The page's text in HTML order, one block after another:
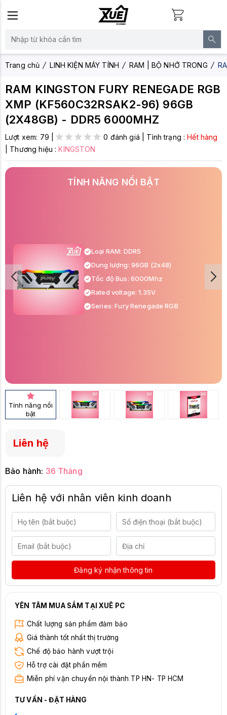
Trang chủ LINH KIỆN MÁY TÍNH RAM | BỘ NHỚ TRONG
RAM KINGSTON FURY RENEGADE RGB
XMP (KF560C32RSAK2-96) 96GB
(2X48GB) - DDR5 6000MHZ
Lượt xem: 79 | 0 đánh giá Tình trạng :Hết hàng
Thương hiệu :KINGSTON
TÍNH NĂNG NỔI BẬT
Loại RAM: DDR5
Dung lượng: 96GB (2x48)
Tốc độ Bus: 6000Mhz
Rated voltage: 1.35V
Series: Fury Renegade RGB
Tính năng nổi
bật
Liên hệ
Bảo hành: 36 Tháng
Liên hệ với nhân viên kinh doanh
Đăng ký nhận thông tin
YÊN TÂM MUA SẮM TẠI XUÊ PC
Chất lượng sản phẩm đảm bảo
Giá thành tốt nhất thị trường
Chế độ bảo hành vượt trội
Hỗ trợ cài đặt phần mềm
Miễn phí vận chuyển nội thành TP HN- TP HCM
TƯ VẤN - ĐẶT HÀNG